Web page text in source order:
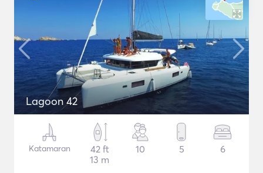
Lagoon 42
Katamaran
42 ft
13 m
10 5 6